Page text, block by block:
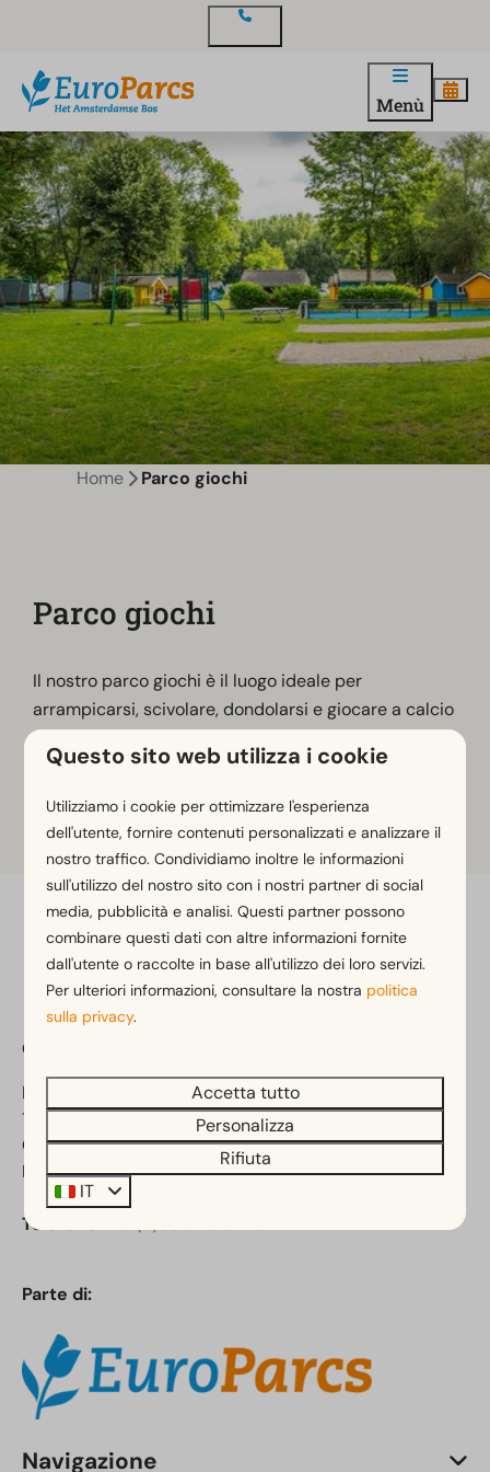
Menù
Home Parco giochi
Parco giochi
Il nostro parco giochi è il luogo ideale per
arrampicarsi, scivolare, dondolarsi e giocare a calcio
con gli amici e la famiglia!
Venite a giocare, a ridere e a divertirvi nel parco
giochi del parco vacanze, dove potrete bruciare
tutte le vostre energie.
Paga in sicurezza
Campeggio Het Amsterdamse Bos
Kleine Noorddijk 1
1187 NZ Amstelveen
Olanda Settentrionale
Paesi Bassi
Telefono:
Parte di:
Navigazione
Questo sito web utilizza i cookie
Utilizziamo i cookie per ottimizzare l'esperienza
dell'utente, fornire contenuti personalizzati e analizzare il
nostro traffico. Condividiamo inoltre le informazioni
sull'utilizzo del nostro sito con i nostri partner di social
media, pubblicità e analisi. Questi partner possono
combinare questi dati con altre informazioni fornite
dall'utente o raccolte in base all'utilizzo dei loro servizi.
Per ulteriori informazioni, consultare la nostra politica
sulla privacy.
Accetta tutto
Personalizza
Rifiuta
IT